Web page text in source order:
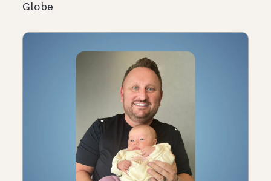
Globe